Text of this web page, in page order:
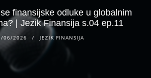
finansijske odluke u globalnim
| Jezik Finansija s.04 ep.11
06/2026 JEZIK FINANSIJA